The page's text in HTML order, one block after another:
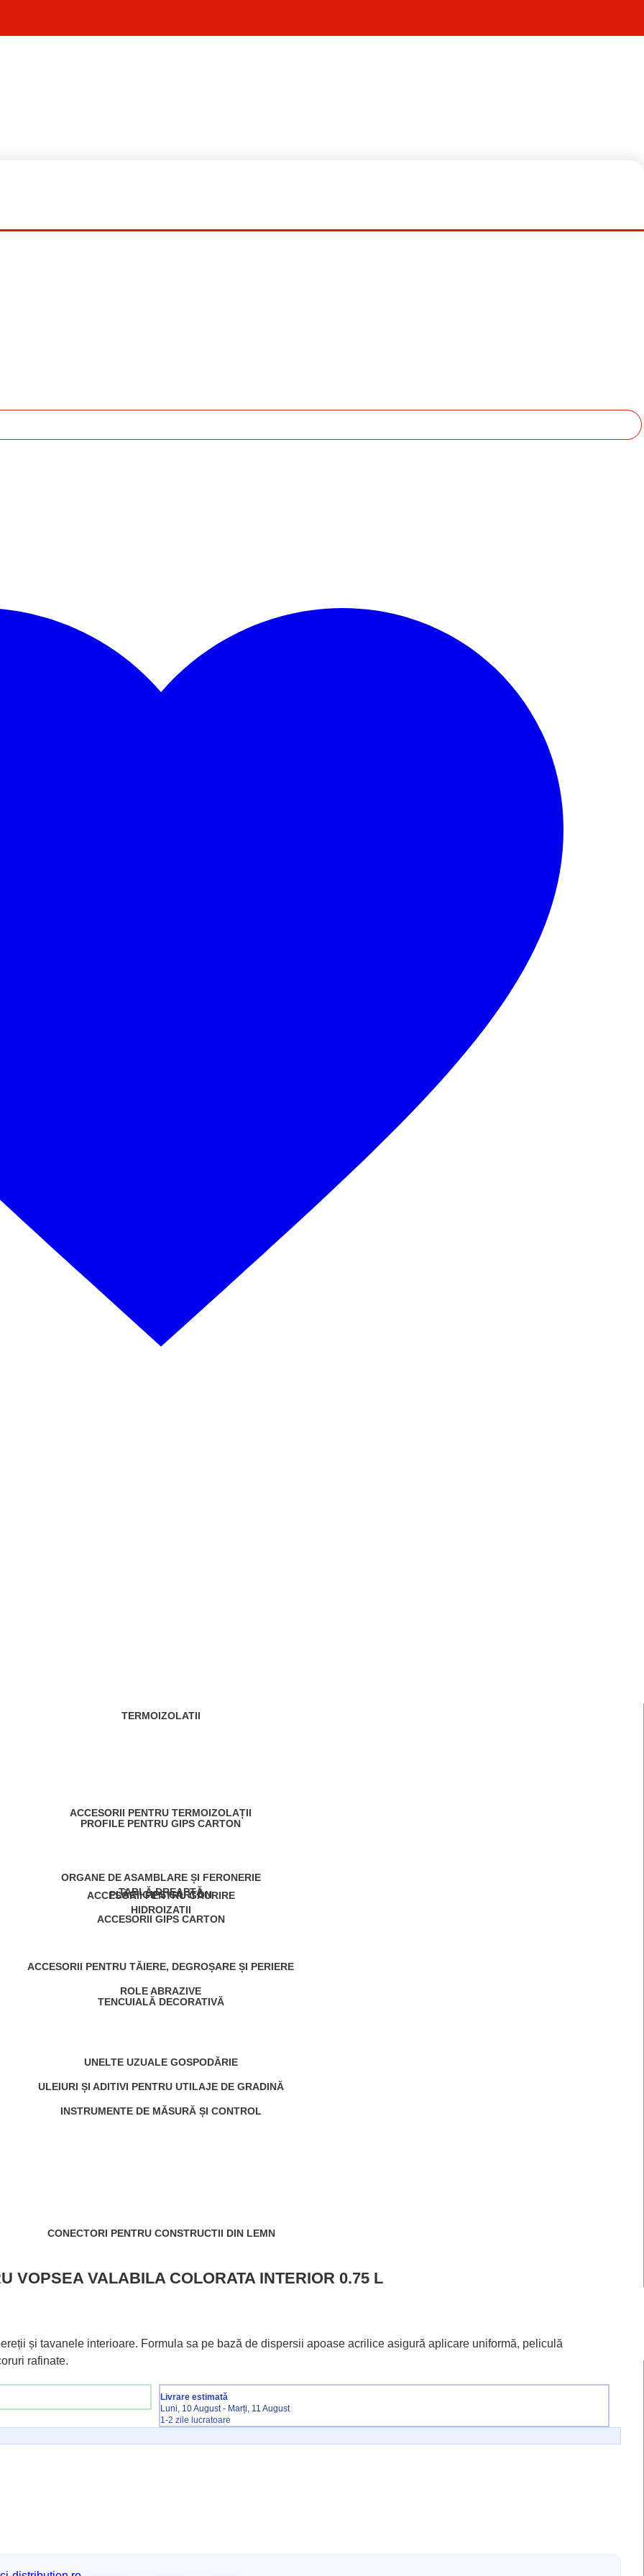
TERMOIZOLATII
ACCESORII PENTRU TERMOIZOLAȚII
HIDROIZATII
TABLĂ DREAPTĂ
PROFILE PENTRU GIPS CARTON
PLĂCI GIPS CARTON
ACCESORII GIPS CARTON
TENCUIALĂ DECORATIVĂ
ORGANE DE ASAMBLARE ȘI FERONERIE
CONECTORI PENTRU CONSTRUCTII DIN LEMN
ACCESORII PENTRU GĂURIRE
ACCESORII PENTRU TĂIERE, DEGROȘARE ȘI PERIERE
ROLE ABRAZIVE
UNELTE UZUALE GOSPODĂRIE
ULEIURI ȘI ADITIVI PENTRU UTILAJE DE GRADINĂ
INSTRUMENTE DE MĂSURĂ ȘI CONTROL
VOPSEA VALABILA COLORATA INTERIOR 0.75 L
și tavanele interioare. Formula sa pe bază de dispersii apoase acrilice asigură aplicare uniformă, peliculă
rafinate.
Livrare estimată
Luni, 10 August - Marți, 11 August
1-2 zile lucratoare